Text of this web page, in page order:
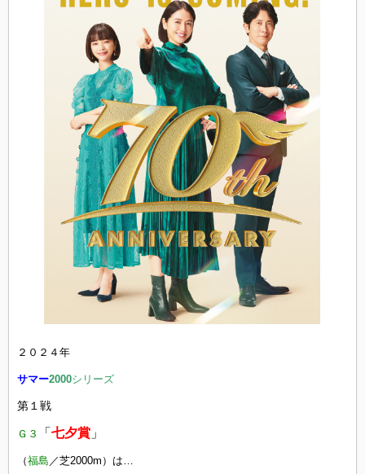
２０２４年
サマー2000シリーズ
第１戦
Ｇ３ 「 七夕賞 」
（福島 ／芝2000m）は…